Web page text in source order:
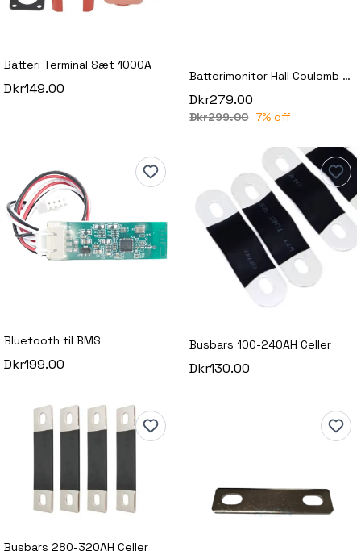
Batteri Terminal Sæt 1000A
Dkr149.00
Batterimonitor Hall Coulomb Meter DC 8–100V 200A
Dkr279.00
Dkr299.00 7% off
Bluetooth til BMS
Dkr199.00
Busbars 100-240AH Celler
Dkr130.00
Busbars 280-320AH Celler